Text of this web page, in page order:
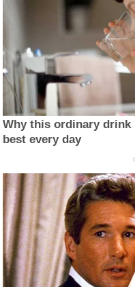
Why this ordinary
best every day